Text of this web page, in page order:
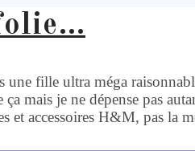
une fille ultra méga
mais je ne dépense pas
et accessoires H&M, pas la